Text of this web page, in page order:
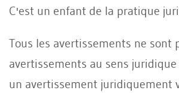
C'est un enfant de la pratique
Tous les avertissements ne sont
avertissements au sens
un avertissement juridiquement